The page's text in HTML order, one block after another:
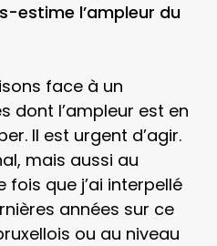
estime l’ampleur du
face à un
dont l’ampleur est en
Il est urgent d’agir.
mais aussi au
fois que j’ai interpellé
années sur ce
ou au niveau